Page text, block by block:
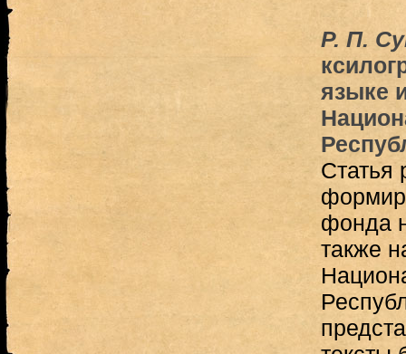
Р. П.
языке
Статья
фонда
также